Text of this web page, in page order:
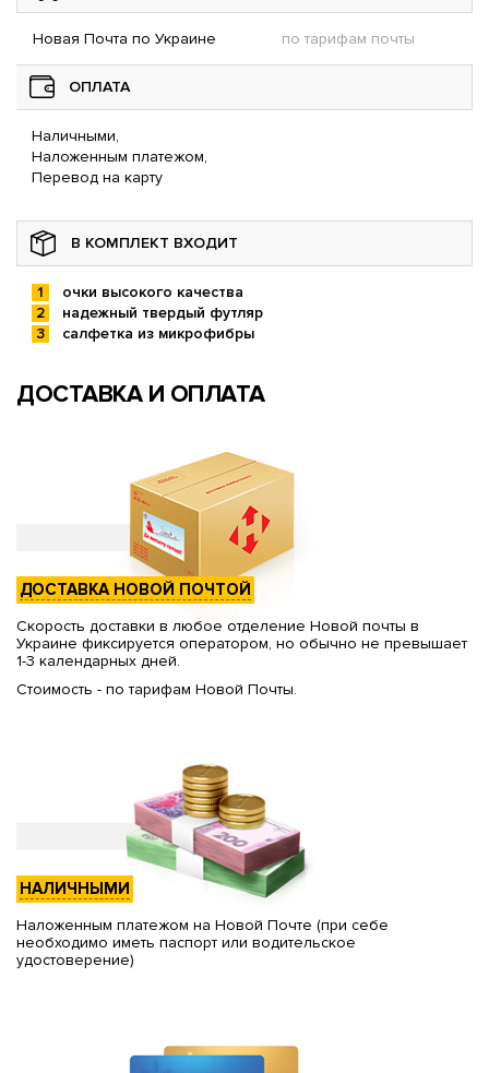
Новая Почта по Украине по тарифам почты
ОПЛАТА
Наличными,
Наложенным платежом,
Перевод на карту
В КОМПЛЕКТ ВХОДИТ
очки высокого качества
надежный твердый футляр
салфетка из микрофибры
ДОСТАВКА И ОПЛАТА
ДОСТАВКА НОВОЙ ПОЧТОЙ
Скорость доставки в любое отделение Новой почты в
Украине фиксируется оператором, но обычно не превышает
1-3 календарных дней.
Стоимость - по тарифам Новой Почты.
НАЛИЧНЫМИ
Наложенным платежом на Новой Почте (при себе
необходимо иметь паспорт или водительское
удостоверение)